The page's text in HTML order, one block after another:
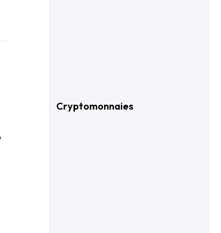
Cryptomonnaies